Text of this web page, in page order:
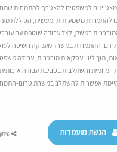
מצטיינים למשפטים להצטרף להתמחות
תזכו להתמחות משמעותית ומעשית, הכוללת
במשק, לצד עבודה שוטפת עם עורכי
ההתמחות במשרד מעניקה חשיפה
תוך ליווי עסקאות מורכבות, עבודה
יומיומית והשתלבות בסביבת עבודה איכותית,
אפשרות להשתלב במשרת טרום-
הגשת מועמדות